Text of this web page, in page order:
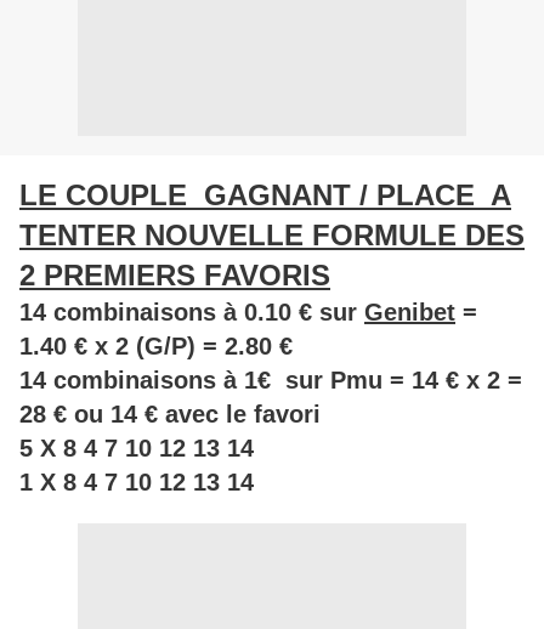
LE COUPLE GAGNANT / PLACE A
TENTER NOUVELLE FORMULE DES
2 PREMIERS FAVORIS
14 combinaisons à 0.10 € sur Genibet =
1.40 € x 2 (G/P) = 2.80 €
14 combinaisons à 1€ sur Pmu = 14 € x 2 =
28 € ou 14 € avec le favori
5 X 8 4 7 10 12 13 14
1 X 8 4 7 10 12 13 14